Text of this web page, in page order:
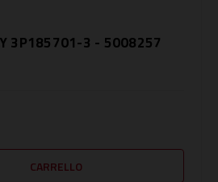
3P185701-3 - 5008257